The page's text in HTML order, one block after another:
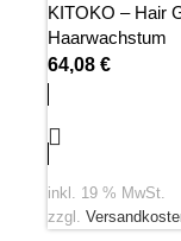
KITOKO – Hair
Haarwachstum
64,08 €
inkl. 19 % MwSt.
zzgl.